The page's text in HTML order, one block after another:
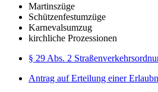
Martinszüge
Schützenfestumzüge
Karnevalsumzug
kirchliche Prozessionen
§ 29 Abs. 2
Antrag auf Erteilung einer